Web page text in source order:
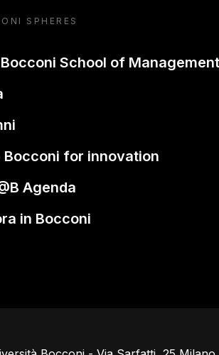
SPHERES
Bocconi School of Management
Bocconi for innovation
Agenda
in Bocconi